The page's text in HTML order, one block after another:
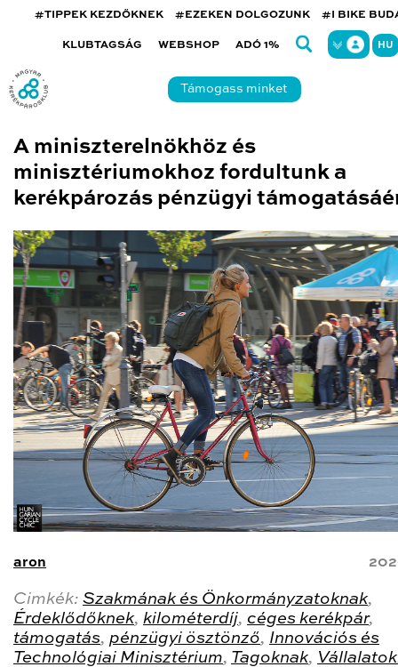
#TIPPEK KEZDŐKNEK #EZEKEN DOLGOZUNK #I BIKE
KLUBTAGSÁG WEBSHOP ADÓ 1% HU
Támogass minket
A miniszterelnökhöz és
minisztériumokhoz fordultunk a
kerékpározás pénzügyi
aron
Cimkék: Szakmának és Önkormányzatoknak,
Érdeklődőknek, kilométerdíj, céges kerékpár,
támogatás, pénzügyi ösztönző, Innovációs és
Technológiai Minisztérium, Tagoknak,